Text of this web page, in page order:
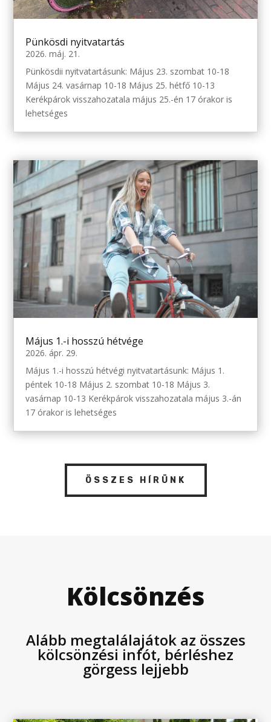
Pünkösdi nyitvatartás
2026. máj. 21.
Pünkösdii nyitvatartásunk: Május 23. szombat 10-18
Május 24. vasárnap 10-18 Május 25. hétfő 10-13
Kerékpárok visszahozatala május 25.-én 17 órakor is
lehetséges
Május 1.-i hosszú hétvége
2026. ápr. 29.
Május 1.-i hosszú hétvégi nyitvatartásunk: Május 1.
péntek 10-18 Május 2. szombat 10-18 Május 3.
vasárnap 10-13 Kerékpárok visszahozatala május 3.-án
17 órakor is lehetséges
ÖSSZES HÍRÜNK
Kölcsönzés
Alább megtalálajátok az összes
kölcsönzési infót, bérléshez
görgess lejjebb